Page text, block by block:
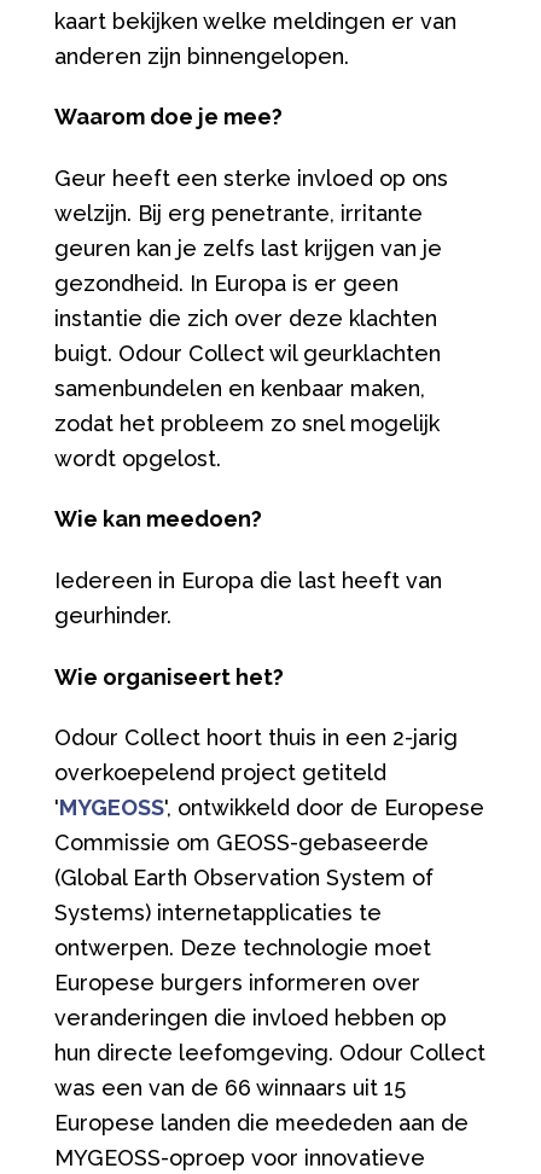
kaart bekijken welke meldingen er van
anderen zijn binnengelopen.
Waarom doe je mee?
Geur heeft een sterke invloed op ons
welzijn. Bij erg penetrante, irritante
geuren kan je zelfs last krijgen van je
gezondheid. In Europa is er geen
instantie die zich over deze klachten
buigt. Odour Collect wil geurklachten
samenbundelen en kenbaar maken,
zodat het probleem zo snel mogelijk
wordt opgelost.
Wie kan meedoen?
Iedereen in Europa die last heeft van
geurhinder.
Wie organiseert het?
Odour Collect hoort thuis in een 2-jarig
overkoepelend project getiteld
'MYGEOSS', ontwikkeld door de Europese
Commissie om GEOSS-gebaseerde
(Global Earth Observation System of
Systems) internetapplicaties te
ontwerpen. Deze technologie moet
Europese burgers informeren over
veranderingen die invloed hebben op
hun directe leefomgeving. Odour Collect
was een van de 66 winnaars uit 15
Europese landen die meededen aan de
MYGEOSS-oproep voor innovatieve